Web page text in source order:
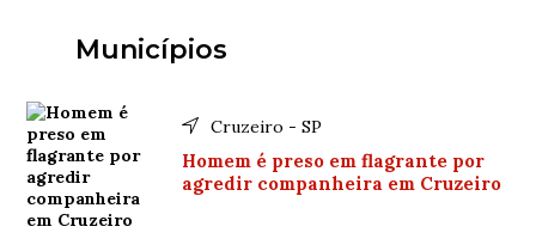
Municípios
Cruzeiro - SP
Homem é preso em flagrante por
agredir companheira em Cruzeiro